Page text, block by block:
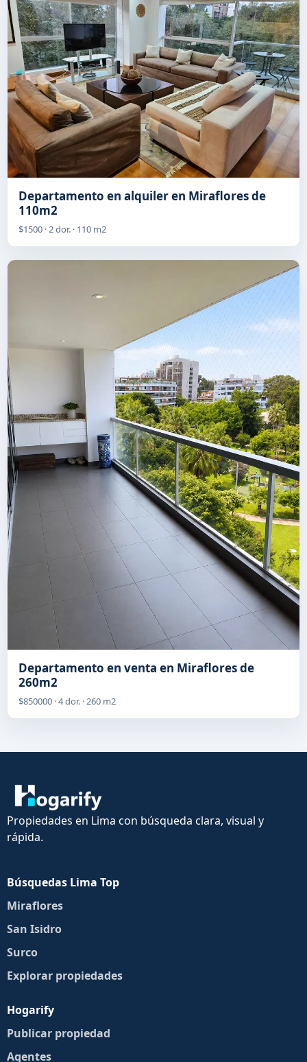
Departamento en alquiler en Miraflores de
110m2
$1500 · 2 dor. · 110 m2
Departamento en venta en Miraflores de
260m2
$850000 · 4 dor. · 260 m2
Propiedades en Lima con búsqueda clara, visual y
rápida.
Búsquedas Lima Top
Miraflores
San Isidro
Surco
Explorar propiedades
Hogarify
Publicar propiedad
Agentes